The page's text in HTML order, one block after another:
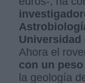
Universidad
Ahora el
con un
la geología